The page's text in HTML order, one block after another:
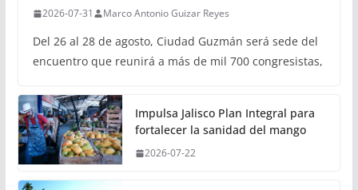
2026-07-31 Marco Antonio Guizar Reyes
Del 26 al 28 de agosto, Ciudad Guzmán será sede del
encuentro que reunirá a más de mil 700 congresistas,
Impulsa Jalisco Plan Integral para
fortalecer la sanidad del mango
2026-07-22